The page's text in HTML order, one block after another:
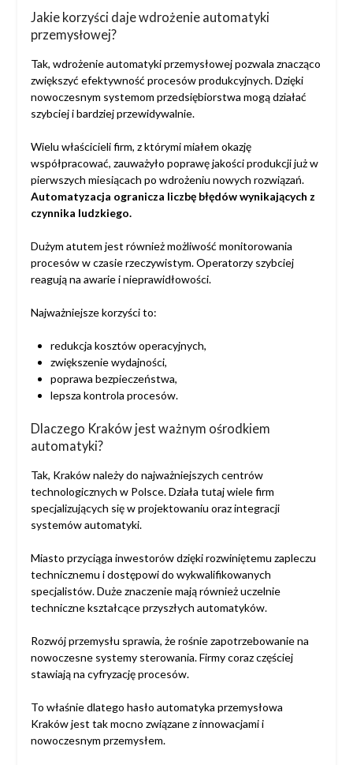
Jakie korzyści daje wdrożenie automatyki
przemysłowej?
Tak, wdrożenie automatyki przemysłowej pozwala znacząco
zwiększyć efektywność procesów produkcyjnych. Dzięki
nowoczesnym systemom przedsiębiorstwa mogą działać
szybciej i bardziej przewidywalnie.
Wielu właścicieli firm, z którymi miałem okazję
współpracować, zauważyło poprawę jakości produkcji już w
pierwszych miesiącach po wdrożeniu nowych rozwiązań.
Automatyzacja ogranicza liczbę błędów wynikających z
czynnika ludzkiego.
Dużym atutem jest również możliwość monitorowania
procesów w czasie rzeczywistym. Operatorzy szybciej
reagują na awarie i nieprawidłowości.
Najważniejsze korzyści to:
redukcja kosztów operacyjnych,
zwiększenie wydajności,
poprawa bezpieczeństwa,
lepsza kontrola procesów.
Dlaczego Kraków jest ważnym ośrodkiem
automatyki?
Tak, Kraków należy do najważniejszych centrów
technologicznych w Polsce. Działa tutaj wiele firm
specjalizujących się w projektowaniu oraz integracji
systemów automatyki.
Miasto przyciąga inwestorów dzięki rozwiniętemu zapleczu
technicznemu i dostępowi do wykwalifikowanych
specjalistów. Duże znaczenie mają również uczelnie
techniczne kształcące przyszłych automatyków.
Rozwój przemysłu sprawia, że rośnie zapotrzebowanie na
nowoczesne systemy sterowania. Firmy coraz częściej
stawiają na cyfryzację procesów.
To właśnie dlatego hasło automatyka przemysłowa
Kraków jest tak mocno związane z innowacjami i
nowoczesnym przemysłem.